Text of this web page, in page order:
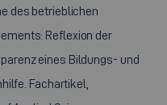
des betrieblichen
Reflexion der
eines Bildungs- und
Fachartikel,